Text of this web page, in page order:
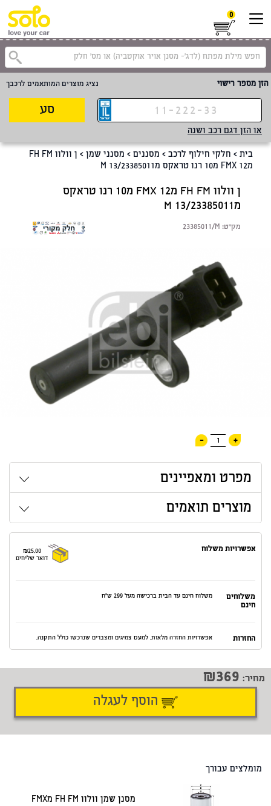
0
הזן מספר רישוי נציג מוצרים המותאמים לרכבך
סע
או הזן דגם רכב ושנה
בית > חלקי חילוף לרכב > מסננים > מסנני שמן >
ן וולוו FH FM
מFMX 12 מ10 רנו טראקס מ23385011/M 13
ן וולוו FH FM מFMX 12 מ10 רנו טראקס
מ23385011/M 13
מק"ט: 23385011/M
+
1
-
מפרט ומאפיינים
מוצרים תואמים
אפשרויות משלוח
₪25.00
דואר שליחים
משלוחים
חינם
משלוח חינם עד הבית ברכישה מעל 299 ש"ח
החזרות אפשרויות החזרה מלאות. למעט צמיגים ומצברים שנרכשו כולל התקנה.
שתף דיווח על טעות
מחיר: 369
הוסף לעגלה
מומלצים עבורך
מסנן שמן וולוו FH FM מFMX